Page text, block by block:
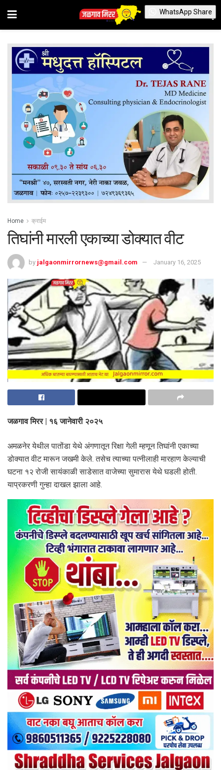
Home क्राईम
तिघांनी मारली एकाच्या डोक्यात वीट
by jalgaonmirrornews@gmail.com January 16, 2025
जळगाव मिरर | १६ जानेवारी २०२५
अमळनेर येथील पातोंडा येथे अंगणातून रिक्षा गेली म्हणून तिघांनी एकाच्या
डोक्यात वीट मारून जखमी केले. तसेच त्याच्या पत्नीलाही मारहाण केल्याची
घटना १२ रोजी सायंकाळी साडेसात वाजेच्या सुमारास येथे घडली होती.
याप्रकरणी गुन्हा दाखल झाला आहे.
WhatsApp Share